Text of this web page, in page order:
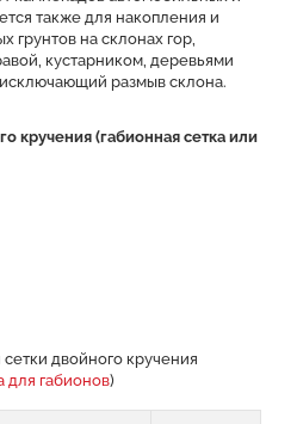
также для накопления и
грунтов на склонах гор,
кустарником, деревьями
размыв склона.
кручения (габионная сетка или
двойного кручения
для габионов)